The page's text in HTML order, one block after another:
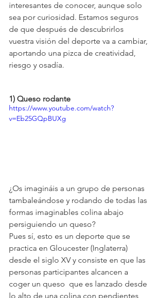
interesantes de conocer, aunque solo
sea por curiosidad. Estamos seguros
de que después de descubrirlos
vuestra visión del deporte va a cambiar,
aportando una pizca de creatividad,
riesgo y osadía.
1) Queso rodante
https://www.youtube.com/watch?
v=Eb25GQpBUXg
¿Os imagináis a un grupo de personas
tambaleándose y rodando de todas las
formas imaginables colina abajo
persiguiendo un queso?
Pues sí, esto es un deporte que se
practica en Gloucester (Inglaterra)
desde el siglo XV y consiste en que las
personas participantes alcancen a
coger un queso  que es lanzado desde
lo alto de una colina con pendientes